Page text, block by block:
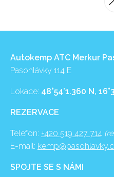
Autokemp ATC Merkur
Pasohlávky 114 E
Lokace: 48°54’1.360 N,
REZERVACE
Telefon: +420 519 427 714
E-mail:
SPOJTE SE S NÁMI